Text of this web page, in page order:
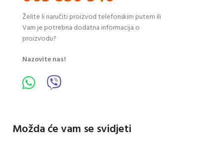
Želite li naručiti proizvod telefonskim putem ili
Vam je potrebna dodatna informacija o
proizvodu?
Nazovite nas!
Možda će vam se svidjeti